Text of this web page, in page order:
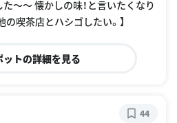
〜〜 懐かしの味！と言いたくなり
の喫茶店とハシゴしたい。】
ットの詳細を見る
44